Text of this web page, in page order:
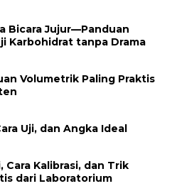
Bicara Jujur—Panduan
Karbohidrat tanpa Drama
Volumetrik Paling Praktis
Uji, dan Angka Ideal
Kalibrasi, dan Trik
dari Laboratorium